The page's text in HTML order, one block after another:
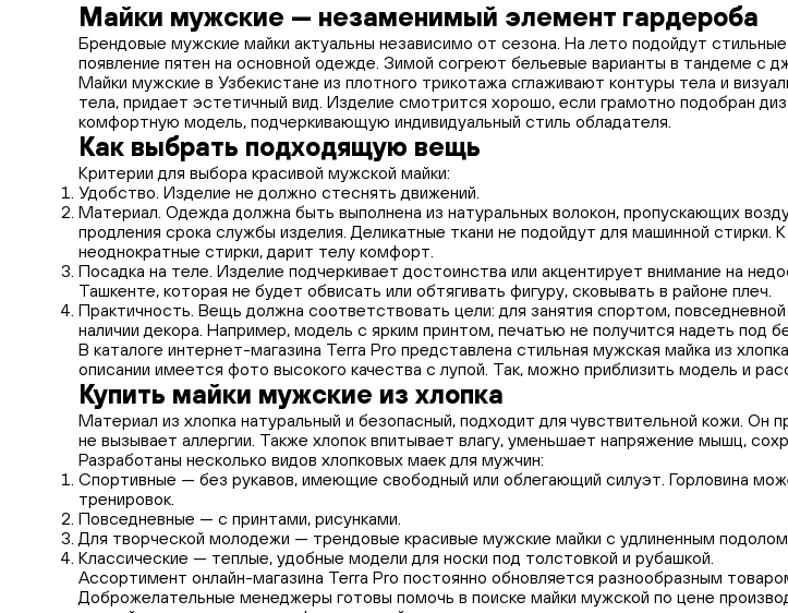
Майки мужские — незаменимый элемент гардероба
Брендовые мужские майки актуальны независимо от сезона. На лето подойдут
появление пятен на основной одежде. Зимой согреют бельевые варианты в тандеме с
Майки мужские в Узбекистане из плотного трикотажа сглаживают контуры тела и
тела, придает эстетичный вид. Изделие смотрится хорошо, если грамотно подобран
комфортную модель, подчеркивающую индивидуальный стиль обладателя.
Как выбрать подходящую вещь
Критерии для выбора красивой мужской майки:
Удобство. Изделие не должно стеснять движений.
Материал. Одежда должна быть выполнена из натуральных волокон, пропускающих
продления срока службы изделия. Деликатные ткани не подойдут для машинной
неоднократные стирки, дарит телу комфорт.
Посадка на теле. Изделие подчеркивает достоинства или акцентирует внимание на
Ташкенте, которая не будет обвисать или обтягивать фигуру, сковывать в районе плеч.
Практичность. Вещь должна соответствовать цели: для занятия спортом,
наличии декора. Например, модель с ярким принтом, печатью не получится надеть под
В каталоге интернет-магазина Terra Pro представлена стильная мужская майка из
описании имеется фото высокого качества с лупой. Так, можно приблизить модель и
Купить майки мужские из хлопка
Материал из хлопка натуральный и безопасный, подходит для чувствительной кожи.
не вызывает аллергии. Также хлопок впитывает влагу, уменьшает напряжение мышц,
Разработаны несколько видов хлопковых маек для мужчин:
Спортивные — без рукавов, имеющие свободный или облегающий силуэт. Горловина
тренировок.
Повседневные — с принтами, рисунками.
Для творческой молодежи — трендовые красивые мужские майки с удлиненным
Классические — теплые, удобные модели для носки под толстовкой и рубашкой.
Ассортимент онлайн-магазина Terra Pro постоянно обновляется разнообразным
Доброжелательные менеджеры готовы помочь в поиске майки мужской по цене